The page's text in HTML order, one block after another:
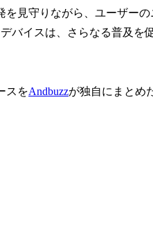
を見守りながら、ユーザー
バイスは、さらなる普及を
スをAndbuzzが独自にまとめ